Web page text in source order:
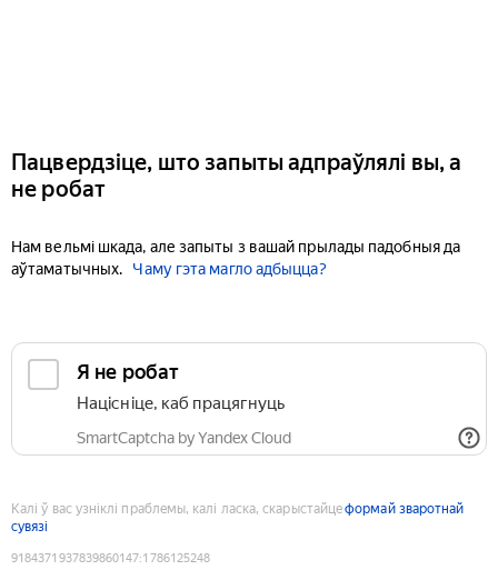
Пацвердзіце, што запыты адпраўлялі вы, а
не робат
Нам вельмі шкада, але запыты з вашай прылады падобныя да
аўтаматычных.
Чаму гэта магло адбыцца?
Я не робат
Націсніце, каб працягнуць
SmartCaptcha by Yandex Cloud
Калі ў вас узніклі праблемы, калі ласка, скарыстайцеформай зваротнай
сувязі
9184371937839860147:1786125248